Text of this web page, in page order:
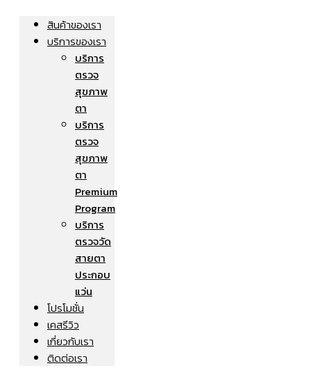
สินค้าของเรา
บริการของเรา
บริการ
ตรวจ
สุขภาพ
ตา
บริการ
ตรวจ
สุขภาพ
ตา
Premium
Program
บริการ
ตรวจวัด
สายตา
ประกอบ
แว่น
โปรโมชั่น
เคสรีวิว
เกี่ยวกับเรา
ติดต่อเรา